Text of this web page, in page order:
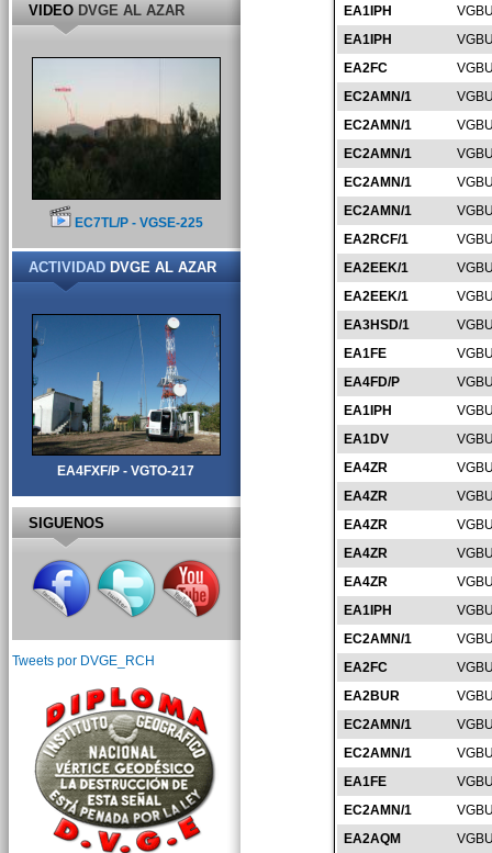
EA1IPH
EA1IPH
EA2FC
EC2AMN/1
EC2AMN/1
EC2AMN/1
EC2AMN/1
EC2AMN/1
EA2RCF/1
EA2EEK/1
EA2EEK/1
EA3HSD/1
EA1FE
EA4FD/P
EA1IPH
EA1DV
EA4ZR
EA4ZR
EA4ZR
EA4ZR
EA4ZR
EA1IPH
EC2AMN/1
EA2FC
EA2BUR
EC2AMN/1
EC2AMN/1
EA1FE
EC2AMN/1
EA2AQM
VIDEODVGE AL AZAR
EC7TL/P - VGSE-225
ACTIVIDADDVGE AL AZAR
EA4FXF/P - VGTO-217
SIGUENOS
Tweets por DVGE_RCH